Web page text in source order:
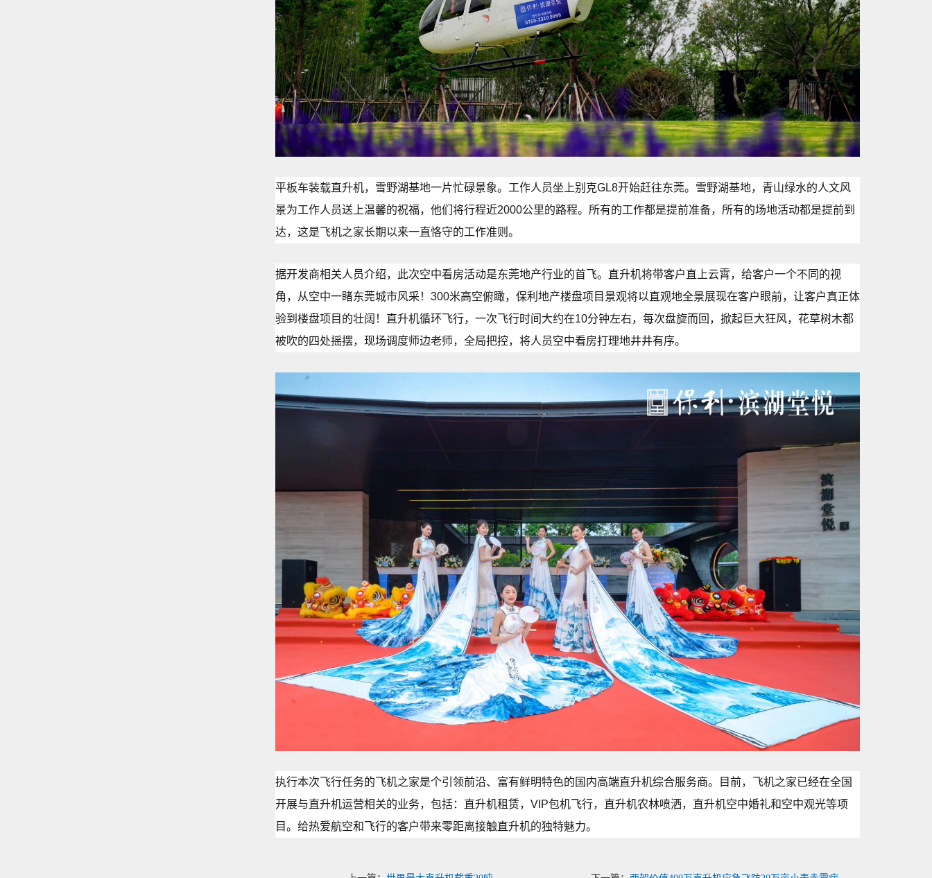
平板车装载直升机，雪野湖基地一片忙碌景象。工作人员坐上别克GL8开始赶往东莞。雪野湖基地，青山绿水的人文风
景为工作人员送上温馨的祝福，他们将行程近2000公里的路程。所有的工作都是提前准备，所有的场地活动都是提前到
达，这是飞机之家长期以来一直恪守的工作准则。
据开发商相关人员介绍，此次空中看房活动是东莞地产行业的首飞。直升机将带客户直上云霄，给客户一个不同的视
角，从空中一睹东莞城市风采！300米高空俯瞰，保利地产楼盘项目景观将以直观地全景展现在客户眼前，让客户真正体
验到楼盘项目的壮阔！直升机循环飞行，一次飞行时间大约在10分钟左右，每次盘旋而回，掀起巨大狂风，花草树木都
被吹的四处摇摆，现场调度师边老师，全局把控，将人员空中看房打理地井井有序。
执行本次飞行任务的飞机之家是个引领前沿、富有鲜明特色的国内高端直升机综合服务商。目前，飞机之家已经在全国
开展与直升机运营相关的业务，包括：直升机租赁，VIP包机飞行，直升机农林喷洒，直升机空中婚礼和空中观光等项
目。给热爱航空和飞行的客户带来零距离接触直升机的独特魅力。